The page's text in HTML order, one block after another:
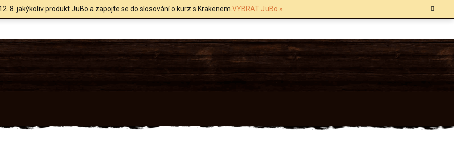
8. jakýkoliv produkt JuBö a zapojte se do slosování o kurz s Krakenem.VYBRAT JuBö »